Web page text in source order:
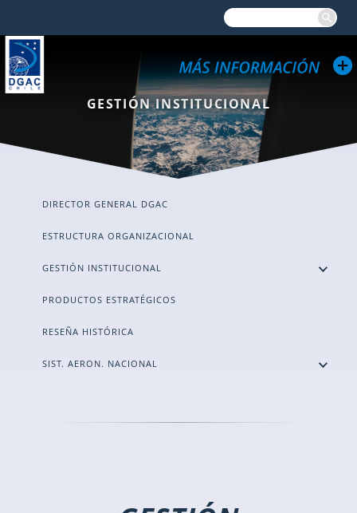
GESTIÓN INSTITUCIONAL
DIRECTOR GENERAL DGAC
ESTRUCTURA ORGANIZACIONAL
GESTIÓN INSTITUCIONAL
PRODUCTOS ESTRATÉGICOS
RESEÑA HISTÓRICA
SIST. AERON. NACIONAL